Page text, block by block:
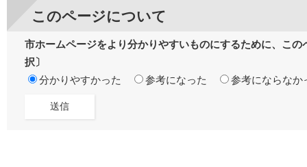
このページについて
市ホームページをより分かりやすいものにするために、こ
択〕
分かりやすかった
参考になった 参考にならなか